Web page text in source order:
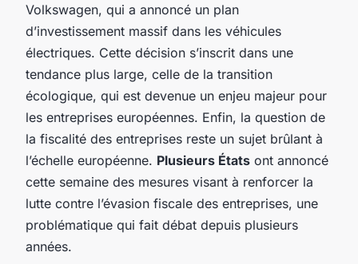
Volkswagen, qui a annoncé un plan
d’investissement massif dans les véhicules
électriques. Cette décision s’inscrit dans une
tendance plus large, celle de la transition
écologique, qui est devenue un enjeu majeur pour
les entreprises européennes. Enfin, la question de
la fiscalité des entreprises reste un sujet brûlant à
l’échelle européenne. Plusieurs États ont annoncé
cette semaine des mesures visant à renforcer la
lutte contre l’évasion fiscale des entreprises, une
problématique qui fait débat depuis plusieurs
années.